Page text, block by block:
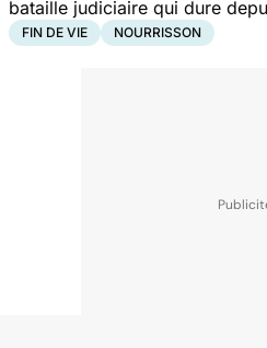
bataille judiciaire qui dure
FIN DE VIE NOURRISSON